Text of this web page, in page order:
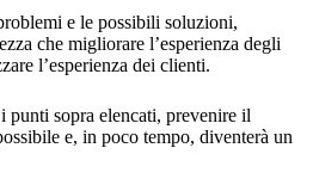
e le possibili soluzioni,
che migliorare l’esperienza degli
l’esperienza dei clienti.
punti sopra elencati, prevenire il
e, in poco tempo, diventerà un